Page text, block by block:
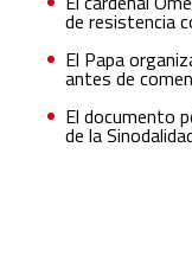
de resistencia
El Papa
antes de
El documento
de la